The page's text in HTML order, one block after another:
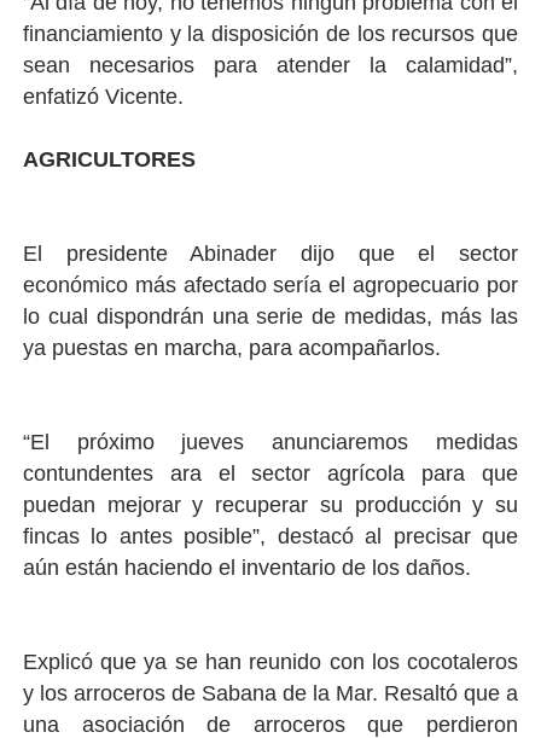
financiamiento y la disposición de los recursos que
sean necesarios para atender la calamidad”,
enfatizó Vicente.
AGRICULTORES
El presidente Abinader dijo que el sector
económico más afectado sería el agropecuario por
lo cual dispondrán una serie de medidas, más las
ya puestas en marcha, para acompañarlos.
“El próximo jueves anunciaremos medidas
contundentes ara el sector agrícola para que
puedan mejorar y recuperar su producción y su
fincas lo antes posible”, destacó al precisar que
aún están haciendo el inventario de los daños.
Explicó que ya se han reunido con los cocotaleros
y los arroceros de Sabana de la Mar. Resaltó que a
una asociación de arroceros que perdieron